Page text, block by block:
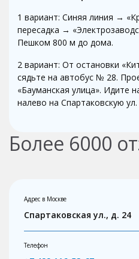
1 вариант: Синяя линия →
пересадка →
Пешком 800 м до дома.
2 вариант: От остановки
сядьте на автобус № 28.
«Бауманская улица». Идите
налево на Спартаковскую
Более 6000
Адрес в Москве
Спартаковская ул., д. 24
Телефон